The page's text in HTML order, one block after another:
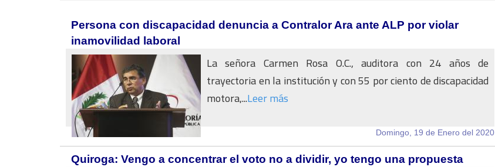
Persona con discapacidad denuncia a Contralor Ara ante ALP por violar
inamovilidad laboral
La señora Carmen Rosa O.C., auditora con 24 años de
trayectoria en la institución y con 55 por ciento de discapacidad
motora,...Leer más
Domingo, 19 de Enero del 2020
Quiroga: Vengo a concentrar el voto no a dividir, yo tengo una propuesta